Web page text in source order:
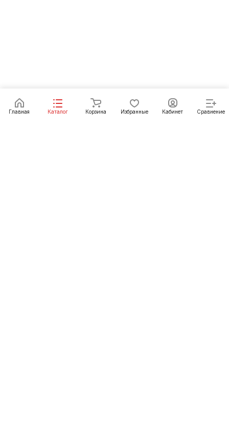
Главная Каталог Корзина Избранные Кабинет Сравнение